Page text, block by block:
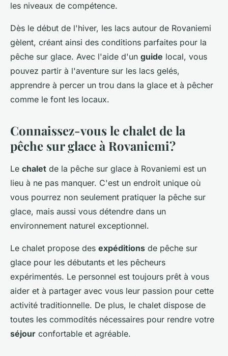
les niveaux de compétence.
Dès le début de l'hiver, les lacs autour de Rovaniemi
gèlent, créant ainsi des conditions parfaites pour la
pêche sur glace. Avec l'aide d'un guide local, vous
pouvez partir à l'aventure sur les lacs gelés,
apprendre à percer un trou dans la glace et à pêcher
comme le font les locaux.
Connaissez-vous le chalet de la
pêche sur glace à Rovaniemi?
Le chalet de la pêche sur glace à Rovaniemi est un
lieu à ne pas manquer. C'est un endroit unique où
vous pourrez non seulement pratiquer la pêche sur
glace, mais aussi vous détendre dans un
environnement naturel exceptionnel.
Le chalet propose des expéditions de pêche sur
glace pour les débutants et les pêcheurs
expérimentés. Le personnel est toujours prêt à vous
aider et à partager avec vous leur passion pour cette
activité traditionnelle. De plus, le chalet dispose de
toutes les commodités nécessaires pour rendre votre
séjour confortable et agréable.